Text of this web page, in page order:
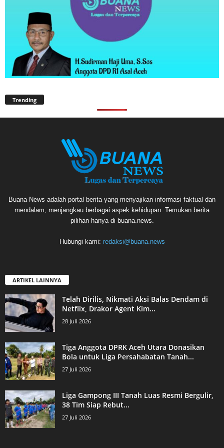
Trending
Buana News adalah portal berita yang menyajikan informasi faktual dan
mendalam, menjangkau berbagai aspek kehidupan. Temukan berita
pilihan hanya di buana.news.
Hubungi kami: redaksi@buana.news
ARTIKEL LAINNYA
Telah Dirilis, Nikmati Aksi Balas Dendam di
Netflix, Drakor Agent Kim...
28 Juli 2026
Tiga Anggota DPRK Aceh Utara Donasikan
Bola untuk Liga Persahabatan Tanah...
27 Juli 2026
Liga Gampong III Tanah Luas Resmi Bergulir,
38 Tim Siap Rebut...
27 Juli 2026